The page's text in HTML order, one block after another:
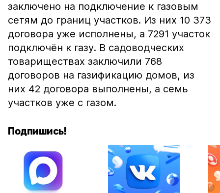
заключено на подключение к газовым
сетям до границ участков. Из них 10 373
договора уже исполнены, а 7291 участок
подключён к газу. В садоводческих
товариществах заключили 768
договоров на газификацию домов, из
них 42 договора выполнены, а семь
участков уже с газом.
Подпишись!